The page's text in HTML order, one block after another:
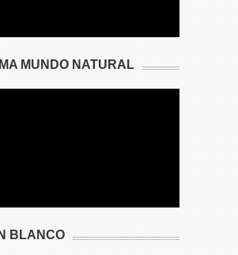
MUNDO NATURAL
BLANCO